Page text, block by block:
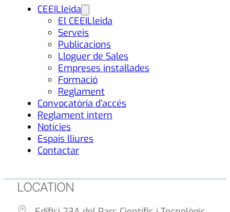
CEEILleida
El CEEILleida
Serveis
Publicacions
Lloguer de Sales
Empreses instal·lades
Formació
Reglament
Convocatòria d’accés
Reglament intern
Notícies
Espais lliures
Contactar
LOCATION